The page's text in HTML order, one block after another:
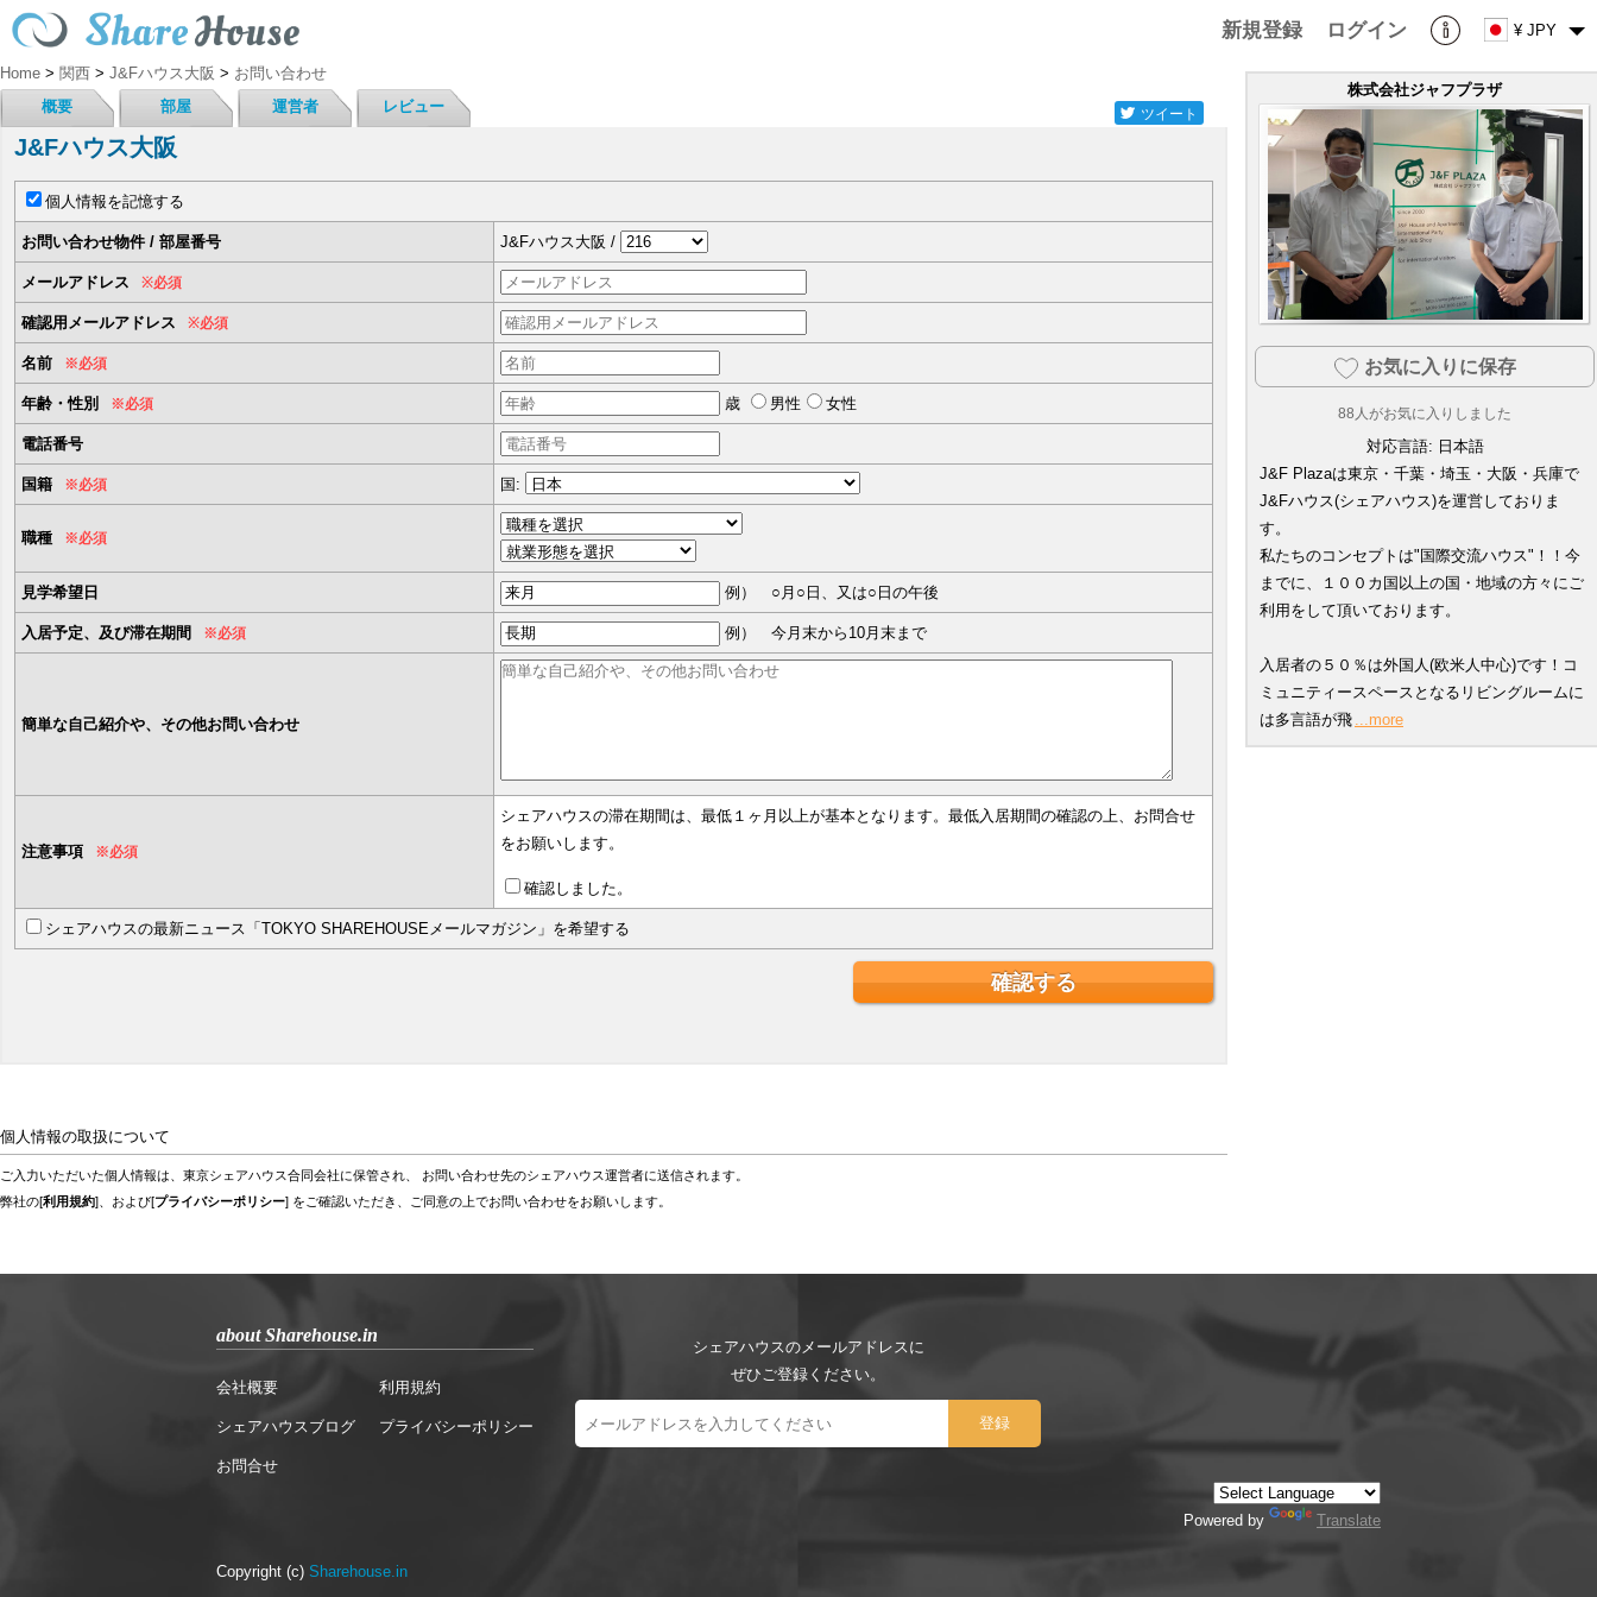
新規登録 ログイン ¥ JPY
Home > 関西 > J&Fハウス大阪 > お問い合わせ
概要
部屋 運営者 レビュー ツイート
J&Fハウス大阪
個人情報を記憶する
お問い合わせ物件 / 部屋番号 J&Fハウス大阪 /
メールアドレス ※必須
確認用メールアドレス ※必須
名前 ※必須
年齢・性別 ※必須 歳 男性 女性
電話番号
国籍 ※必須 国:
職種 ※必須
見学希望日 例） ○月○日、又は○日の午後
入居予定、及び滞在期間 ※必須 例） 今月末から10月末まで
簡単な自己紹介や、その他お問い合わせ
注意事項 ※必須
シェアハウスの滞在期間は、最低１ヶ月以上が基本となります。最低入居期間の確認の上、お問合せ
をお願いします。
確認しました。
シェアハウスの最新ニュース「TOKYO SHAREHOUSEメールマガジン」を希望する
個人情報の取扱について
ご入力いただいた個人情報は、東京シェアハウス合同会社に保管され、 お問い合わせ先のシェアハウス運営者に送信されます。
弊社の[利用規約]、および[プライバシーポリシー] をご確認いただき、ご同意の上でお問い合わせをお願いします。
株式会社ジャフプラザ
お気に入りに保存
88 人がお気に入りしました
対応言語: 日本語
J&F Plazaは東京・千葉・埼玉・大阪・兵庫で
J&Fハウス(シェアハウス)を運営しておりま
す。
私たちのコンセプトは"国際交流ハウス"！！今
までに、１００カ国以上の国・地域の方々にご
利用をして頂いております。
入居者の５０％は外国人(欧米人中心)です！コ
ミュニティースペースとなるリビングルームに
は多言語が飛 ...more
about Sharehouse.in
会社概要
シェアハウスブログ
お問合せ
利用規約
プライバシーポリシー
シェアハウスのメールアドレスに
ぜひご登録ください。
Powered by Translate
Copyright (c) Sharehouse.in